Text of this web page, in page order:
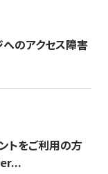
のアクセス障害
トをご利用の方